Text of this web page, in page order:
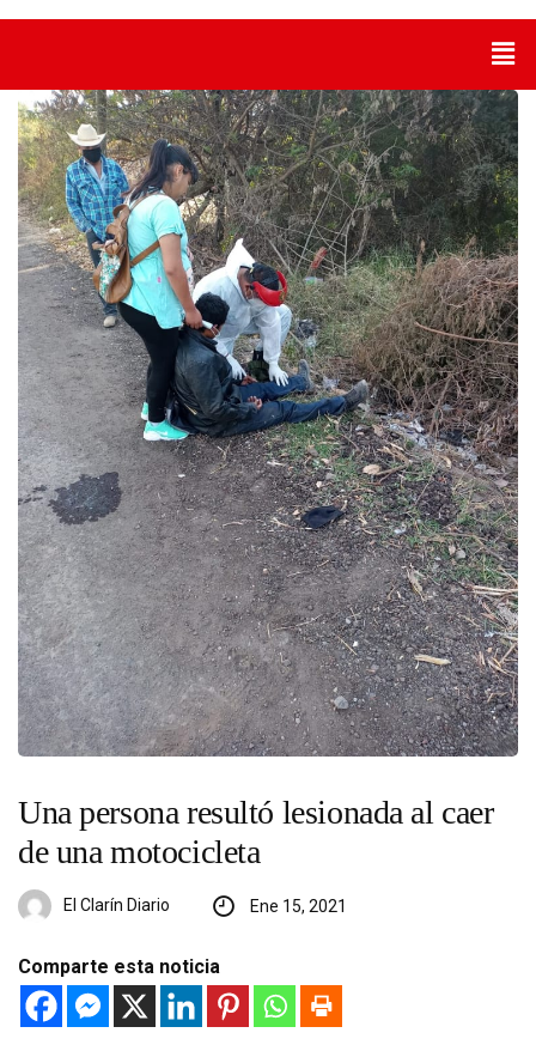
Una persona resultó lesionada al caer
de una motocicleta
El Clarín Diario Ene 15, 2021
Comparte esta noticia